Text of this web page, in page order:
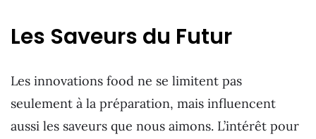
Les Saveurs du Futur
Les innovations food ne se limitent pas
seulement à la préparation, mais influencent
aussi les saveurs que nous aimons. L’intérêt pour